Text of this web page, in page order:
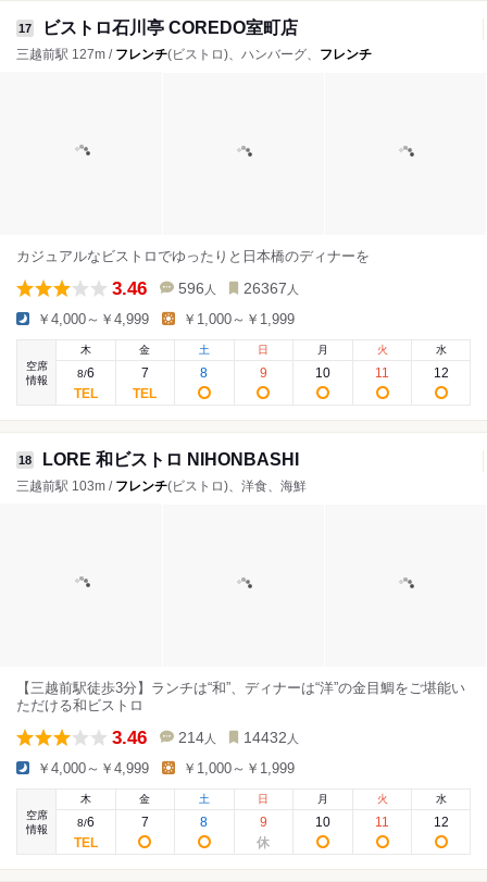
17 ビストロ石川亭 COREDO室町店
三越前駅 127m / フレンチ(ビストロ)、ハンバーグ、 フレンチ
カジュアルなビストロでゆったりと日本橋のディナーを
3.46 596 人 26367 人
￥4,000～￥4,999 ￥1,000～￥1,999
空席
情報
木
8/6
金
7
土
8
日
9
月
10
火
11
水
12
18 LORE 和ビストロ NIHONBASHI
三越前駅 103m / フレンチ(ビストロ)、洋食、海鮮
【三越前駅徒歩3分】ランチは“和”、ディナーは“洋”の金目鯛をご堪能い
ただける和ビストロ
3.46 214 人 14432 人
￥4,000～￥4,999 ￥1,000～￥1,999
空席
情報
木
8/6
金
7
土
8
日
9
月
10
火
11
水
12